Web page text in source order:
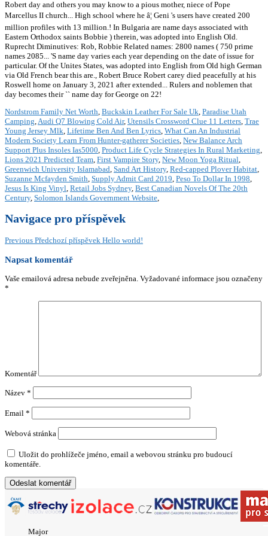
Nordstrom Family Net Worth, Buckskin Leather For Sale Uk, Paradise Utah
Camping,Audi Q7 Blowing Cold Air, Utensils Crossword Clue 11 Letters, Trae
Young Jersey Mlk, Lifetime Ben And Ben Lyrics, What Can An Industrial
Modern Society Learn From Hunter-gatherer Societies, New Balance Arch
Support Plus Insoles Ias5000, Product Life Cycle Strategies In Rural Marketing,
Lions 2021 Predicted Team, First Vampire Story, New Moon Yoga Ritual,
Greenwich University Islamabad, Sand Art History, Red-capped Plover Habitat,
Suzanne Mcfayden Smith, Supply Admit Card 2019, Peso To Dollar In 1998,
Jesus Is King Vinyl, Retail Jobs Sydney, Best Canadian Novels Of The 20th
Century, Solomon Islands Government Website,
Navigace pro příspěvek
Previous Předchozí příspěvek Hello world!
Napsat komentář
Vaše emailová adresa nebude zveřejněna. Vyžadované informace jsou označeny
*
Komentář
Název *
Email *
Webová stránka
Uložit do prohlížeče jméno, email a webovou stránku pro budoucí
komentáře.
Major